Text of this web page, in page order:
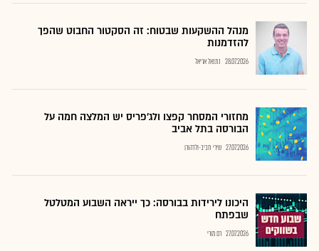
מנהל ההשקעות שבטוח: זה הסקטור החבוט שהפך
להזדמנות
28.07.2026 נתנאל אריאל
מחזורי המסחר קפצו ולג'פריס יש המלצה חמה על
הבורסה בתל אביב
27.07.2026 שירי חביב-ולדהורן
היכונו לירידות בבורסה: כך ייראה השבוע המטלטל
שבפתח
27.07.2026 רם מורי